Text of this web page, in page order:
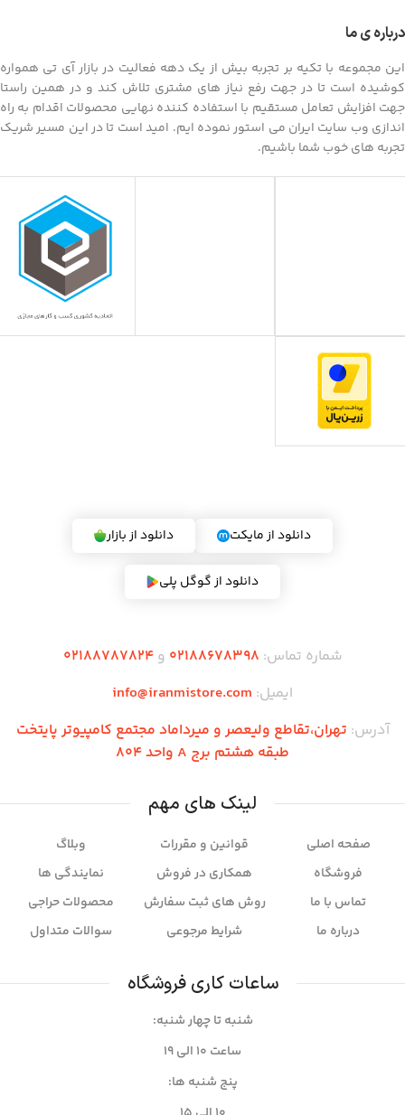
درباره ی ما
این مجموعه با تکیه بر تجربه بیش از یک دهه فعالیت در بازار آی تی همواره
کوشیده است تا در جهت رفع نیاز های مشتری تلاش کند و در همین راستا
جهت افزایش تعامل مستقیم با استفاده کننده نهایی محصولات اقدام به راه
اندازی وب سایت ایران می استور نموده ایم. امید است تا در این مسیر شریک
تجربه های خوب شما باشیم.
دانلود از مایکت دانلود از بازار
دانلود از گوگل پلی
شماره تماس: 02188678398 و02188787824
ایمیل: info@iranmistore.com
آدرس: تهران،تقاطع ولیعصر و میرداماد مجتمع کامپیوتر پایتخت
طبقه هشتم برج A واحد 804
لینک های مهم
صفحه اصلی
فروشگاه
تماس با ما
درباره ما
قوانین و مقررات
همکاری در فروش
روش های ثبت سفارش
شرایط مرجوعی
وبلاگ
نمایندگی ها
محصولات حراجی
سوالات متداول
ساعات کاری فروشگاه
شنبه تا چهار شنبه:
ساعت ۱۰ الی 19
پنج شنبه ها: